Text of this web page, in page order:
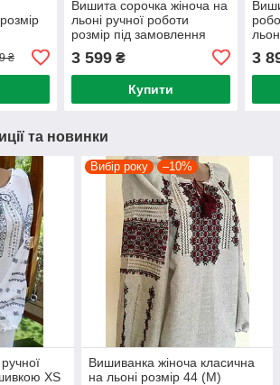
₴
Вишита сорочка жіноча на
льоні ручної роботи
розмір під замовлення
3 599₴
Купити
льон
3
та новинки
XS
Вибір року –10%
Вишиванка жіноча класична
на льоні розмір 44 (М)